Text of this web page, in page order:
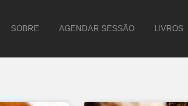
SOBRE AGENDAR SESSÃO LIVROS